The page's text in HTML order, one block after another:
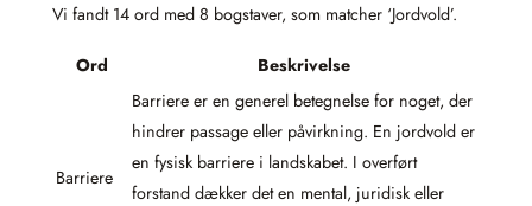
Vi fandt 14 ord med 8 bogstaver, som matcher ‘Jordvold’.
Ord Beskrivelse
Barriere
Barriere er en generel betegnelse for noget, der
hindrer passage eller påvirkning. En jordvold er
en fysisk barriere i landskabet. I overført
forstand dækker det en mental, juridisk eller